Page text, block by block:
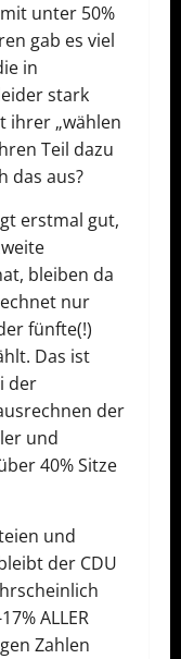
unter 50%
gab es viel
in
stark
ihrer „wählen
Teil dazu
das aus?
erstmal gut,
bleiben da
nur
fünfte(!)
Das ist
der
der
und
40% Sitze
und
der CDU
ALLER
Zahlen